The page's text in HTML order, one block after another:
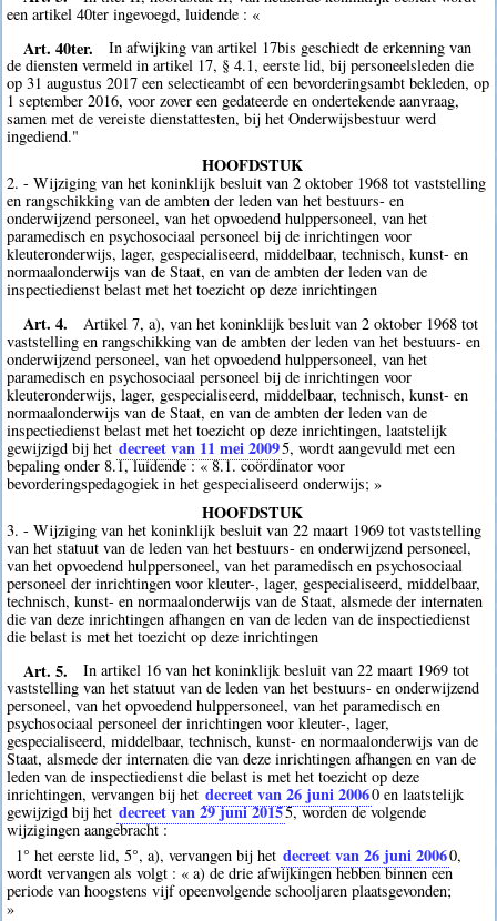
een artikel 40ter ingevoegd, luidende : «
Art. 40ter.
In afwijking van artikel 17bis geschiedt de erkenning van
de diensten vermeld in artikel 17, § 4.1, eerste lid, bij personeelsleden die
op 31 augustus 2017 een selectieambt of een bevorderingsambt bekleden, op
1 september 2016, voor zover een gedateerde en ondertekende aanvraag,
samen met de vereiste dienstattesten, bij het Onderwijsbestuur werd
ingediend."
HOOFDSTUK
2. - Wijziging van het koninklijk besluit van 2 oktober 1968 tot vaststelling
en rangschikking van de ambten der leden van het bestuurs- en
onderwijzend personeel, van het opvoedend hulppersoneel, van het
paramedisch en psychosociaal personeel bij de inrichtingen voor
kleuteronderwijs, lager, gespecialiseerd, middelbaar, technisch, kunst- en
normaalonderwijs van de Staat, en van de ambten der leden van de
inspectiedienst belast met het toezicht op deze inrichtingen
Art. 4.
Artikel 7, a), van het koninklijk besluit van 2 oktober 1968 tot
vaststelling en rangschikking van de ambten der leden van het bestuurs- en
onderwijzend personeel, van het opvoedend hulppersoneel, van het
paramedisch en psychosociaal personeel bij de inrichtingen voor
kleuteronderwijs, lager, gespecialiseerd, middelbaar, technisch, kunst- en
normaalonderwijs van de Staat, en van de ambten der leden van de
inspectiedienst belast met het toezicht op deze inrichtingen, laatstelijk
gewijzigd bij het decreet van 11 mei 20095, wordt aangevuld met een
bepaling onder 8.1, luidende : « 8.1. coördinator voor
bevorderingspedagogiek in het gespecialiseerd onderwijs; »
HOOFDSTUK
3. - Wijziging van het koninklijk besluit van 22 maart 1969 tot vaststelling
van het statuut van de leden van het bestuurs- en onderwijzend personeel,
van het opvoedend hulppersoneel, van het paramedisch en psychosociaal
personeel der inrichtingen voor kleuter-, lager, gespecialiseerd, middelbaar,
technisch, kunst- en normaalonderwijs van de Staat, alsmede der internaten
die van deze inrichtingen afhangen en van de leden van de inspectiedienst
die belast is met het toezicht op deze inrichtingen
Art. 5.
In artikel 16 van het koninklijk besluit van 22 maart 1969 tot
vaststelling van het statuut van de leden van het bestuurs- en onderwijzend
personeel, van het opvoedend hulppersoneel, van het paramedisch en
psychosociaal personeel der inrichtingen voor kleuter-, lager,
gespecialiseerd, middelbaar, technisch, kunst- en normaalonderwijs van de
Staat, alsmede der internaten die van deze inrichtingen afhangen en van de
leden van de inspectiedienst die belast is met het toezicht op deze
inrichtingen, vervangen bij het decreet van 26 juni 20060 en laatstelijk
gewijzigd bij het decreet van 29 juni 20155, worden de volgende
wijzigingen aangebracht :
1° het eerste lid, 5°, a), vervangen bij het decreet van 26 juni 20060,
wordt vervangen als volgt : « a) de drie afwijkingen hebben binnen een
periode van hoogstens vijf opeenvolgende schooljaren plaatsgevonden;
»